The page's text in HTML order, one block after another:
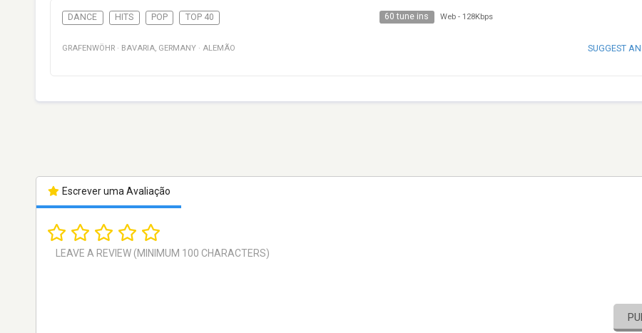
DANCE HITS POP TOP 40 60 tune ins Web - 128Kbps
GRAFENWÖHR · BAVARIA, GERMANY · ALEMÃO SUGGEST
Escrever uma Avaliação